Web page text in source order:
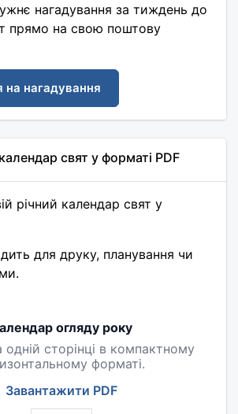
нагадування за тиждень до
прямо на свою поштову
на нагадування
свят у форматі PDF
річний календар свят у
для друку, планування чи
огляду року
одній сторінці в компактному
форматі.
Завантажити PDF